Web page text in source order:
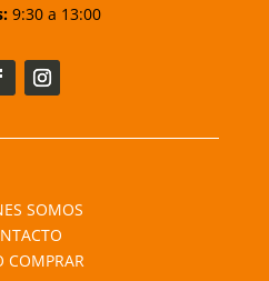
9:30 a 13:00
SOMOS
COMPRAR